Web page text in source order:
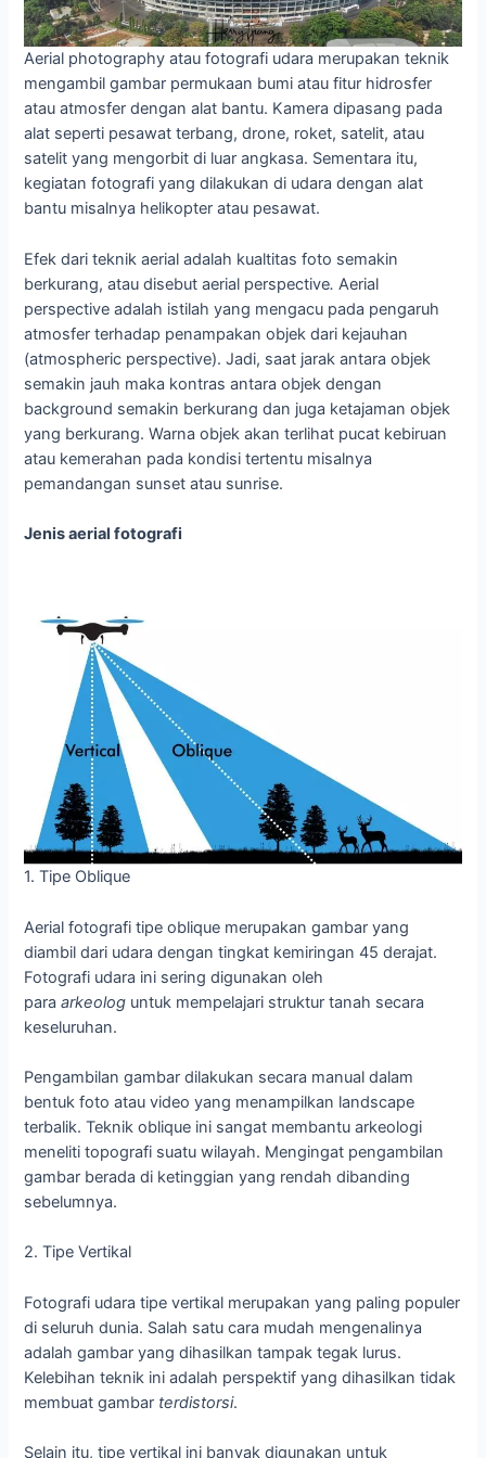
Aerial photography atau fotografi udara merupakan teknik
mengambil gambar permukaan bumi atau fitur hidrosfer
atau atmosfer dengan alat bantu. Kamera dipasang pada
alat seperti pesawat terbang, drone, roket, satelit, atau
satelit yang mengorbit di luar angkasa. Sementara itu,
kegiatan fotografi yang dilakukan di udara dengan alat
bantu misalnya helikopter atau pesawat.
Efek dari teknik aerial adalah kualtitas foto semakin
berkurang, atau disebut aerial perspective.Aerial
perspective adalah istilah yang mengacu pada pengaruh
atmosfer terhadap penampakan objek dari kejauhan
(atmospheric perspective). Jadi, saat jarak antara objek
semakin jauh maka kontras antara objek dengan
background semakin berkurang dan juga ketajaman objek
yang berkurang. Warna objek akan terlihat pucat kebiruan
atau kemerahan pada kondisi tertentu misalnya
pemandangan sunset atau sunrise.
Jenis aerial fotografi
1. Tipe Oblique
Aerial fotografi tipe oblique merupakan gambar yang
diambil dari udara dengan tingkat kemiringan 45 derajat.
Fotografi udara ini sering digunakan oleh
paraarkeolog untuk mempelajari struktur tanah secara
keseluruhan.
Pengambilan gambar dilakukan secara manual dalam
bentuk foto atau video yang menampilkan landscape
terbalik. Teknik oblique ini sangat membantu arkeologi
meneliti topografi suatu wilayah. Mengingat pengambilan
gambar berada di ketinggian yang rendah dibanding
sebelumnya.
2. Tipe Vertikal
Fotografi udara tipe vertikal merupakan yang paling populer
di seluruh dunia. Salah satu cara mudah mengenalinya
adalah gambar yang dihasilkan tampak tegak lurus.
Kelebihan teknik ini adalah perspektif yang dihasilkan tidak
membuat gambar terdistorsi.
Selain itu, tipe vertikal ini banyak digunakan untuk